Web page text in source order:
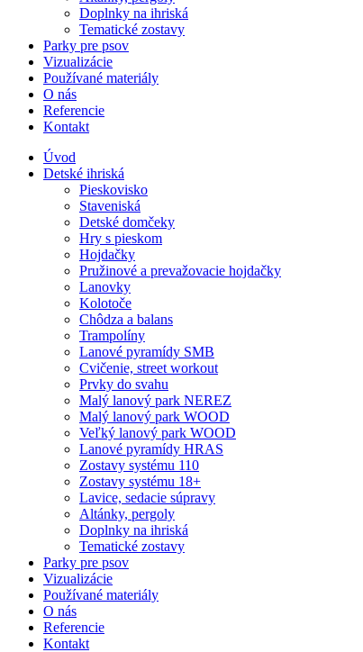
Doplnky na ihriská
Tematické zostavy
Parky pre psov
Vizualizácie
Používané materiály
O nás
Referencie
Kontakt
Úvod
Detské ihriská
Pieskovisko
Staveniská
Detské domčeky
Hry s pieskom
Hojdačky
Pružinové a prevažovacie hojdačky
Lanovky
Kolotoče
Chôdza a balans
Trampolíny
Lanové pyramídy SMB
Cvičenie, street workout
Prvky do svahu
Malý lanový park NEREZ
Malý lanový park WOOD
Veľký lanový park WOOD
Lanové pyramídy HRAS
Zostavy systému 110
Zostavy systému 18+
Lavice, sedacie súpravy
Altánky, pergoly
Doplnky na ihriská
Tematické zostavy
Parky pre psov
Vizualizácie
Používané materiály
O nás
Referencie
Kontakt